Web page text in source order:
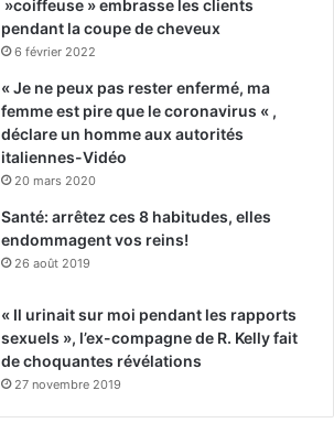
»coiffeuse » embrasse les clients
pendant la coupe de cheveux
6 février 2022
« Je ne peux pas rester enfermé, ma
femme est pire que le coronavirus « ,
déclare un homme aux autorités
italiennes-Vidéo
20 mars 2020
Santé: arrêtez ces 8 habitudes, elles
endommagent vos reins!
26 août 2019
« Il urinait sur moi pendant les rapports
sexuels », l’ex-compagne de R. Kelly fait
de choquantes révélations
27 novembre 2019